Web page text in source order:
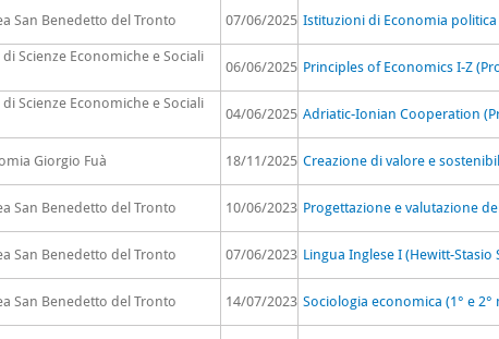
San Benedetto del Tronto 07/06/2025 Istituzioni di Economia
Scienze Economiche e Sociali
06/06/2025 Principles of Economics I-Z
Scienze Economiche e Sociali
04/06/2025 Adriatic-Ionian Cooperation
Giorgio Fuà 18/11/2025 Creazione di valore e
San Benedetto del Tronto 10/06/2023 Progettazione e valutazione
San Benedetto del Tronto 07/06/2023 Lingua Inglese I (Hewitt-
San Benedetto del Tronto 14/07/2023 Sociologia economica (1° e